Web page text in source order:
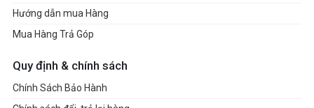
Màu sắc
Chất liệu
Hướng dẫn mua Hàng
Mua Hàng Trả Góp
Quy định & chính sách
Chính Sách Bảo Hành